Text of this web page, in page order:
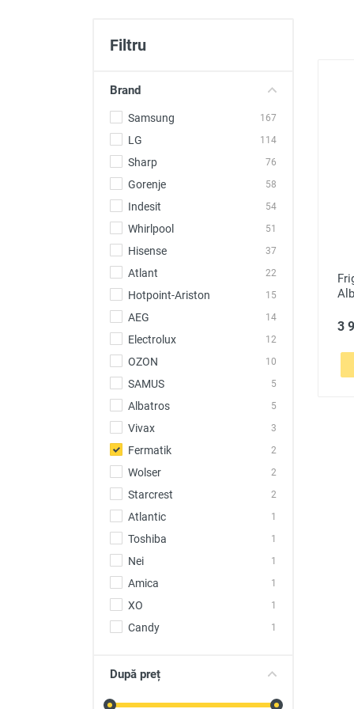
Totul pentru casa
Filtru
Brand
Samsung 167
LG 114
Sharp 76
Gorenje 58
Indesit 54
Whirlpool 51
Hisense 37
Atlant 22
Hotpoint-Ariston 15
AEG 14
Electrolux 12
OZON 10
SAMUS 5
Albatros 5
Vivax 3
Fermatik 2
Wolser 2
Starcrest 2
Atlantic 1
Toshiba 1
Nei 1
Amica 1
XO 1
Candy 1
După preț
Alb
3